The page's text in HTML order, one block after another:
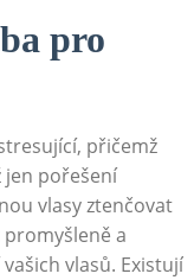
pro
přičemž
jen pořešení
vlasy ztenčovat
a
vlasů. Existují